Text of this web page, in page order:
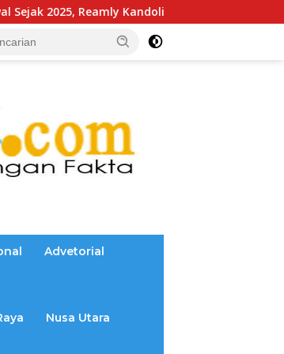
Sukses Realisasikan Aspirasi Warga.
Advetorial
Nusa Utara